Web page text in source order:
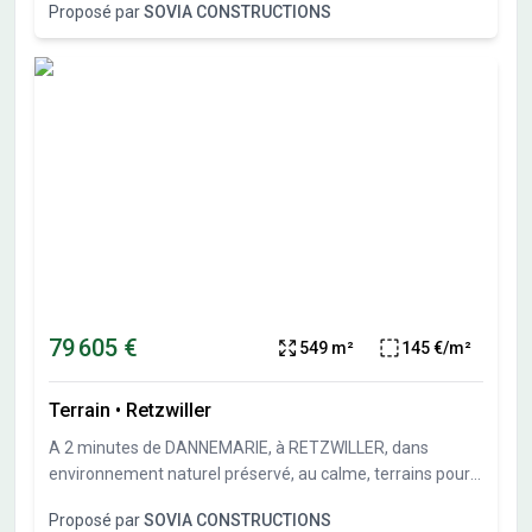
sol possible et garage en sous-sol possible. Travaux de
viabilités démarrés. Terrais vendu viabilisé, libre de
constructeurs et architectes. Vente directe par
Proposé parSOVIA CONSTRUCTIONS
79 605 € 549 m² 145 €/m²
Terrain • Retzwiller
A 2 minutes de DANNEMARIE, à RETZWILLER, dans
environnement naturel préservé, au calme, terrains pour
possible et garage en sous-sol possible. Travaux de
Proposé parSOVIA CONSTRUCTIONS